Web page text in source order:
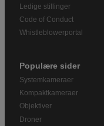
Ledige stillinger
Code of Conduct
Whistleblowerportal
Populære sider
Systemkameraer
Kompaktkameraer
Objektiver
Droner